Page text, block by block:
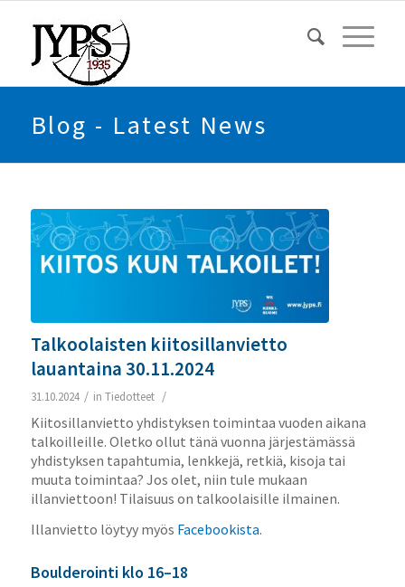
Blog - Latest News
Talkoolaisten kiitosillanvietto
lauantaina 30.11.2024
31.10.2024 / in Tiedotteet /
Kiitosillanvietto yhdistyksen toimintaa vuoden aikana
talkoilleille. Oletko ollut tänä vuonna järjestämässä
yhdistyksen tapahtumia, lenkkejä, retkiä, kisoja tai
muuta toimintaa? Jos olet, niin tule mukaan
illanviettoon! Tilaisuus on talkoolaisille ilmainen.
Illanvietto löytyy myös Facebookista.
Boulderointi klo 16–18